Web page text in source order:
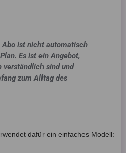
Abo ist nicht automatisch
Es ist ein Angebot,
verständlich sind und
zum Alltag des
dafür ein einfaches Modell: